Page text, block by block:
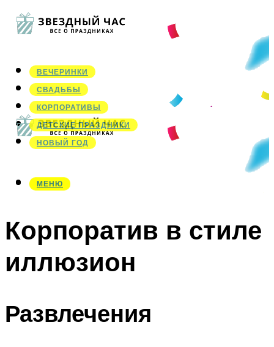
ВЕЧЕРИНКИ
СВАДЬБЫ
КОРПОРАТИВЫ
ДЕТСКИЕ ПРАЗДНИКИ
НОВЫЙ ГОД
МЕНЮ
МЕНЮ
Корпоратив в стиле
иллюзион
Развлечения